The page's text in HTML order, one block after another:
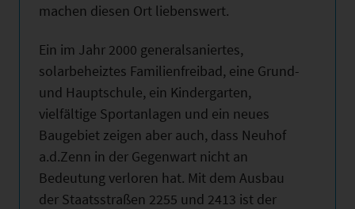
machen diesen Ort liebenswert.
Ein im Jahr 2000 generalsaniertes,
solarbeheiztes Familienfreibad, eine Grund-
und Hauptschule, ein Kindergarten,
vielfältige Sportanlagen und ein neues
Baugebiet zeigen aber auch, dass Neuhof
a.d.Zenn in der Gegenwart nicht an
Bedeutung verloren hat. Mit dem Ausbau
der Staatsstraßen 2255 und 2413 ist der